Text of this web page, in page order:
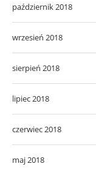
październik 2018
wrzesień 2018
sierpień 2018
lipiec 2018
czerwiec 2018
maj 2018